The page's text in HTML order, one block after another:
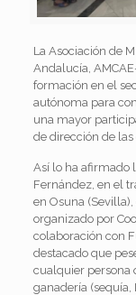
La Asociación de
Andalucía,
formación en el
autónoma para
una mayor
de dirección de
Así lo ha afirmado
Fernández, en el
en Osuna
organizado por
colaboración con
destacado que
cualquier persona
ganadería (sequía,